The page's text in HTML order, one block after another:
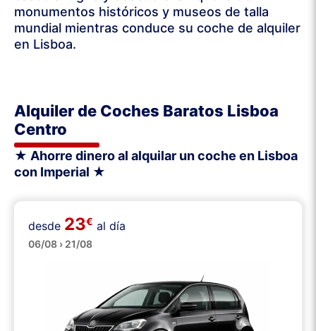
monumentos históricos y museos de talla
mundial mientras conduce su coche de alquiler
en Lisboa.
Alquiler de Coches Baratos Lisboa
Centro
★ Ahorre dinero al alquilar un coche en Lisboa
con Imperial ★
Pequeños
desde 23€ al día
06/08 › 21/08